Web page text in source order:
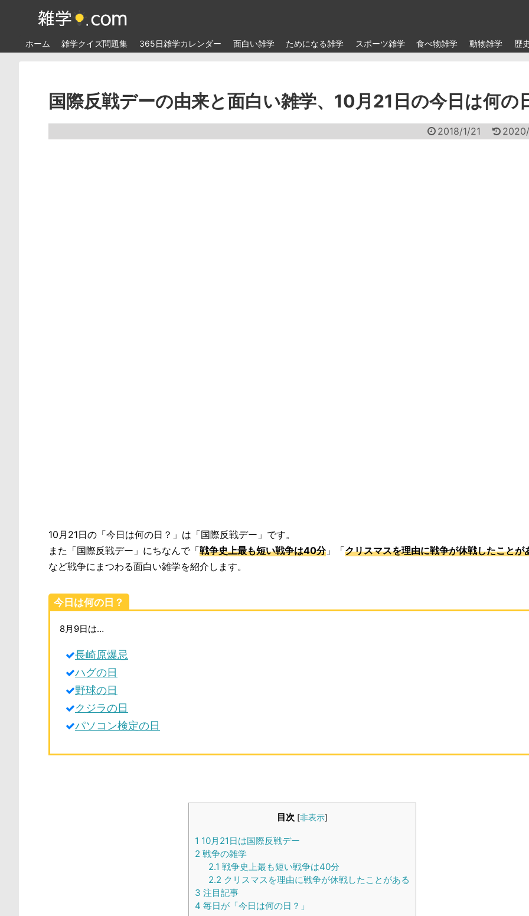
ホーム 雑学クイズ問題集 365日雑学カレンダー 面白い雑学 ためになる雑学 スポーツ雑学 食べ物雑学 動物雑学 歴
国際反戦デーの由来と面白い雑学、10月21日の今日は何の
2018/1/21 2020/
10月21日の「今日は何の日？」は「国際反戦デー」です。
また「国際反戦デー」にちなんで「戦争史上最も短い戦争は40分」「クリスマスを理由に戦争が休戦したことが
など戦争にまつわる面白い雑学を紹介します。
今日は何の日？
8月9日は…
長崎原爆忌
ハグの日
野球の日
クジラの日
パソコン検定の日
目次 [非表示]
1 10月21日は国際反戦デー
2 戦争の雑学
2.1 戦争史上最も短い戦争は40分
2.2 クリスマスを理由に戦争が休戦したことがある
3 注目記事
4 毎日が「今日は何の日？」